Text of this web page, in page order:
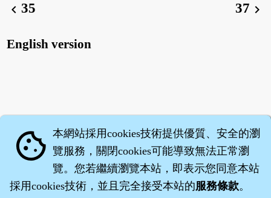
chevron_left35 37 chevron_right
English version
cookie 本網站採用cookies技術提供優質、安全的瀏
覽服務，關閉cookies可能導致無法正常瀏
覽。您若繼續瀏覽本站，即表示您同意本站
採用cookies技術，並且完全接受本站的服務條款。